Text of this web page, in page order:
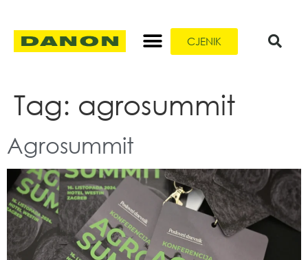
CJENIK
Tag: agrosummit
Agrosummit